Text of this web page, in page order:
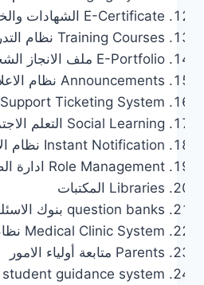
E-Certificate الشهادات والخطابات
Training Courses نظام التدريب
E-Portfolio ملف الانجاز الشخصي
Announcements نظام الاعلانات
Support Ticketing System نظام الدعم الفني
Social Learning التعلم الاجتماعي /النشط
Instant Notification نظام الاشعارات والتنبيهات
Role Management ادارة الصلاحيات
Libraries المكتبات
question banks بنوك الاسئلة
Medical Clinic System نظام العيادات الطبية
Parents متابعة أولياء الامور